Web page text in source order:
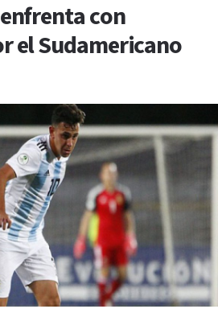
con
el Sudamericano